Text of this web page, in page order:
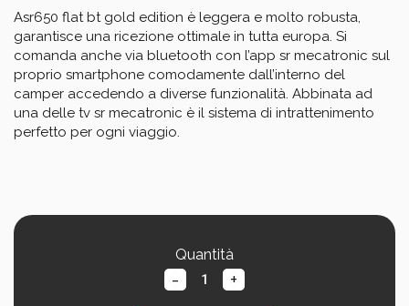
Asr650 flat bt gold edition è leggera e molto robusta,
garantisce una ricezione ottimale in tutta europa. Si
comanda anche via bluetooth con l’app sr mecatronic sul
proprio smartphone comodamente dall’interno del
camper accedendo a diverse funzionalità. Abbinata ad
una delle tv sr mecatronic è il sistema di intrattenimento
perfetto per ogni viaggio.
Quantità
- +